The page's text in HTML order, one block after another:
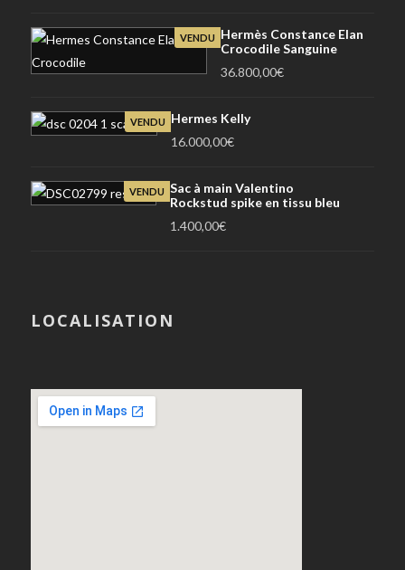
VENDU
Hermès Constance Elan
Crocodile Sanguine
36.800,00€
VENDU
Hermes Kelly
16.000,00€
VENDU Sac à main Valentino
Rockstud spike en tissu bleu
1.400,00€
LOCALISATION